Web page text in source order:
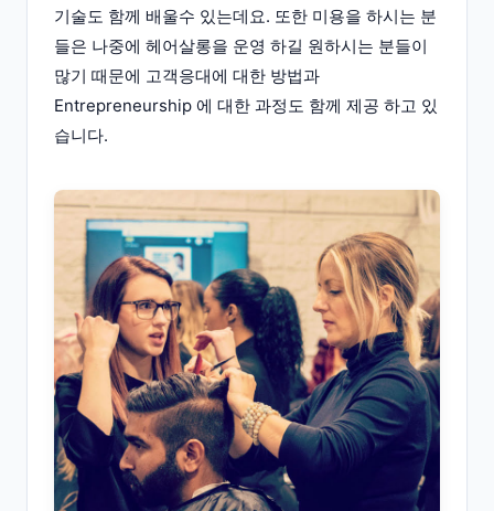
기술도 함께 배울수 있는데요. 또한 미용을 하시는 분
들은 나중에 헤어살롱을 운영 하길 원하시는 분들이
많기 때문에 고객응대에 대한 방법과
Entrepreneurship 에 대한 과정도 함께 제공 하고 있
습니다.